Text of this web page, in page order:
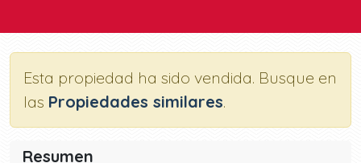
Esta propiedad ha sido vendida. Busque en
las Propiedades similares.
Resumen